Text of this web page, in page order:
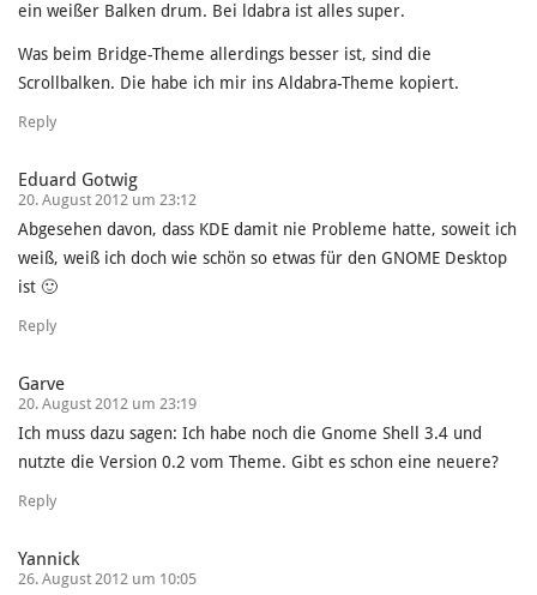
ein weißer Balken drum. Bei ldabra ist alles super.
Was beim Bridge-Theme allerdings besser ist, sind die
Scrollbalken. Die habe ich mir ins Aldabra-Theme kopiert.
Reply
Eduard Gotwig
20. August 2012 um 23:12
Abgesehen davon, dass KDE damit nie Probleme hatte, soweit ich
weiß, weiß ich doch wie schön so etwas für den GNOME Desktop
ist 🙂
Reply
Garve
20. August 2012 um 23:19
Ich muss dazu sagen: Ich habe noch die Gnome Shell 3.4 und
nutzte die Version 0.2 vom Theme. Gibt es schon eine neuere?
Reply
Yannick
26. August 2012 um 10:05